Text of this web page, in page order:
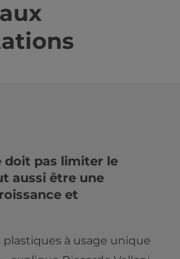
doit pas limiter le
aussi être une
et
plastiques à usage unique